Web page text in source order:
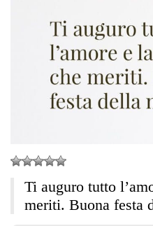
Ti auguro tutto
meriti. Buona festa